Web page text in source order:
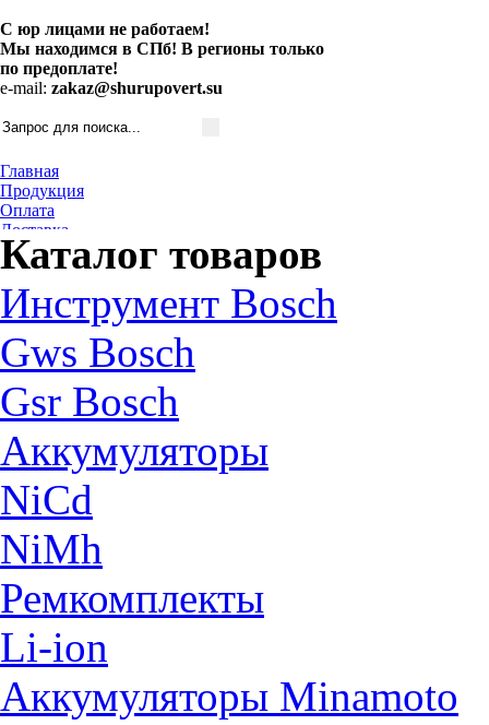
С юр лицами не работаем!
Мы находимся в СПб! В регионы только
по предоплате!
e-mail: zakaz@shurupovert.su
Главная
Продукция
Оплата
Доставка
Контакты
Статьи
Каталог товаров
Инструмент Bosch
Gws Bosch
Gsr Bosch
Аккумуляторы
NiCd
NiMh
Ремкомплекты
Li-ion
Аккумуляторы Minamoto